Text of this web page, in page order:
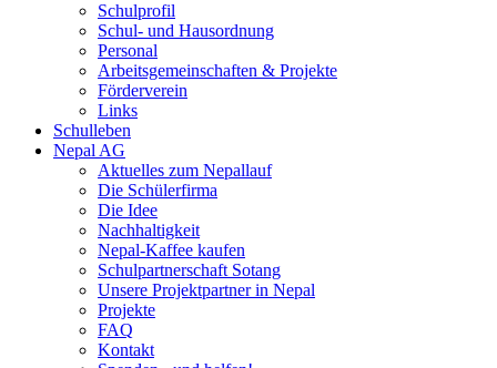
Schulprofil
Schul- und Hausordnung
Personal
Arbeitsgemeinschaften & Projekte
Förderverein
Links
Schulleben
Nepal AG
Aktuelles zum Nepallauf
Die Schülerfirma
Die Idee
Nachhaltigkeit
Nepal-Kaffee kaufen
Schulpartnerschaft Sotang
Unsere Projektpartner in Nepal
Projekte
FAQ
Kontakt